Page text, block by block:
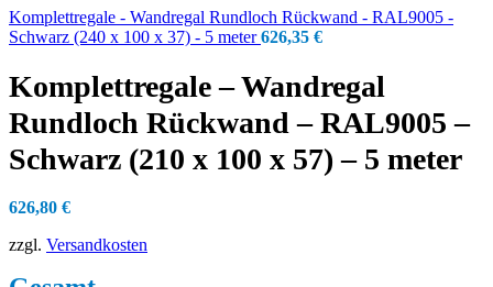
Komplettregale - Wandregal Rundloch Rückwand - RAL9005 -
Schwarz (240 x 100 x 37) - 5 meter626,35 €
Komplettregale – Wandregal
Rundloch Rückwand – RAL9005 –
Schwarz (210 x 100 x 57) – 5 meter
626,80 €
zzgl. Versandkosten